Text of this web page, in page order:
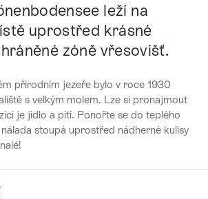
leží na
uprostřed krásné
zóně vřesovišť.
přírodním jezeře bylo v roce 1930
s velkým molem. Lze si pronajmout
je jídlo a pití. Ponořte se do teplého
stoupá uprostřed nádherné kulisy